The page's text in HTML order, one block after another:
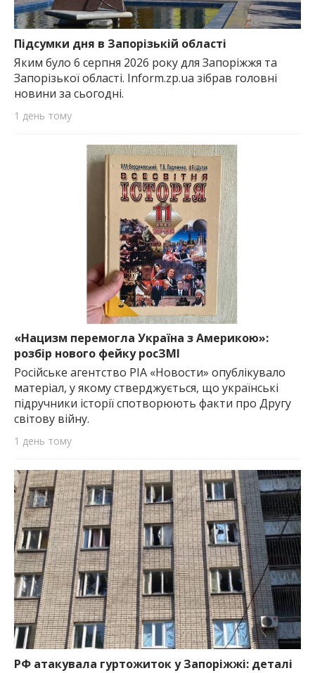
Підсумки дня в Запорізькій області
Яким було 6 серпня 2026 року для Запоріжжя та
Запорізької області. Inform.zp.ua зібрав головні
новини за сьогодні.
1 день тому
«Нацизм перемогла Україна з Америкою»:
розбір нового фейку росЗМІ
Російське агентство РІА «Новости» опублікувало
матеріал, у якому стверджується, що українські
підручники історії спотворюють факти про Другу
світову війну.
1 день тому
РФ атакувала гуртожиток у Запоріжжі: деталі